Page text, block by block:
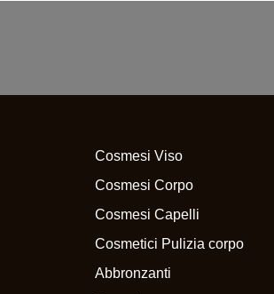
Cosmesi Viso
Cosmesi Corpo
Cosmesi Capelli
Cosmetici Pulizia corpo
Abbronzanti